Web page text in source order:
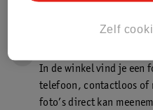
winkel én online!
In de winkel vind je een
telefoon, contactloos of
foto’s direct kan
Zelf